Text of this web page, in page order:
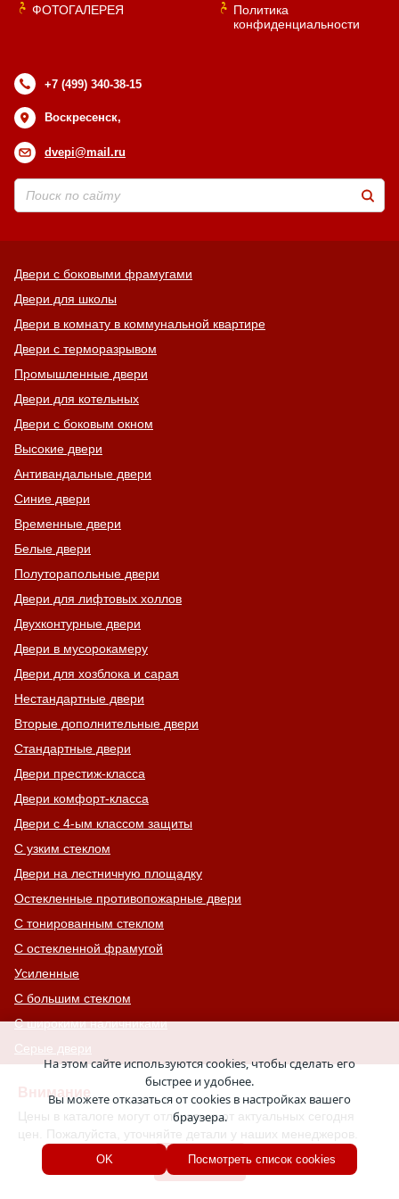
Внимание
Цены в каталоге могут отличаться от актуальных сегодня
цен. Пожалуйста, уточняйте детали у наших менеджеров.
Хорошо
ФОТОГАЛЕРЕЯ
Политика
конфиденциальности
+7 (499) 340-38-15
Воскресенск,
dvepi@mail.ru
Двери с боковыми фрамугами
Двери для школы
Двери в комнату в коммунальной квартире
Двери с терморазрывом
Промышленные двери
Двери для котельных
Двери с боковым окном
Высокие двери
Антивандальные двери
Синие двери
Временные двери
Белые двери
Полуторапольные двери
Двери для лифтовых холлов
Двухконтурные двери
Двери в мусорокамеру
Двери для хозблока и сарая
Нестандартные двери
Вторые дополнительные двери
Стандартные двери
Двери престиж-класса
Двери комфорт-класса
Двери с 4-ым классом защиты
С узким стеклом
Двери на лестничную площадку
Остекленные противопожарные двери
С тонированным стеклом
С остекленной фрамугой
Усиленные
С большим стеклом
С широкими наличниками
Серые двери
С увеличенной и толстой коробкой
Двери с выдавленным рисунком
Двери с витражным остеклением
Двери с английской решеткой
Глухие противопожарные двери
На этом сайте используются cookies, чтобы сделать его
быстрее и удобнее.
Вы можете отказаться от cookies в настройках вашего
браузера.
OK Посмотреть список cookies